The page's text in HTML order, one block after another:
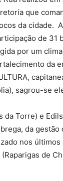
que
da cidade.
de 31
por um
da
sagrou-se
Torre) e
da
nos
de